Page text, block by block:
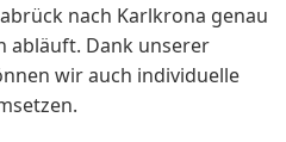
nach Karlkrona genau
abläuft. Dank unserer
wir auch individuelle